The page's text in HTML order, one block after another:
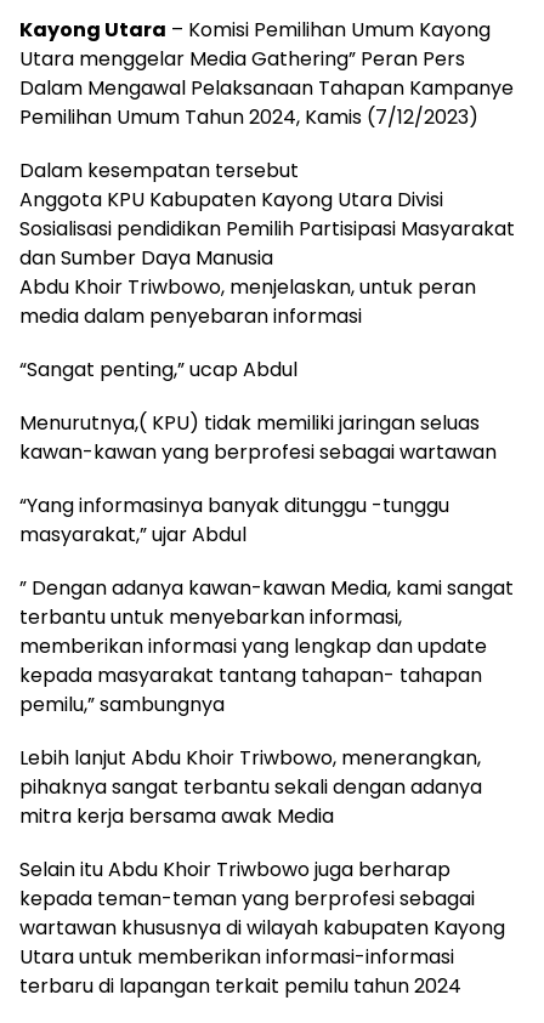
Kayong Utara – Komisi Pemilihan Umum Kayong
Utara menggelar Media Gathering” Peran Pers
Dalam Mengawal Pelaksanaan Tahapan Kampanye
Pemilihan Umum Tahun 2024, Kamis (7/12/2023)
Dalam kesempatan tersebut
Anggota KPU Kabupaten Kayong Utara Divisi
Sosialisasi pendidikan Pemilih Partisipasi Masyarakat
dan Sumber Daya Manusia
Abdu Khoir Triwbowo, menjelaskan, untuk peran
media dalam penyebaran informasi
“Sangat penting,” ucap Abdul
Menurutnya,( KPU) tidak memiliki jaringan seluas
kawan-kawan yang berprofesi sebagai wartawan
“Yang informasinya banyak ditunggu -tunggu
masyarakat,” ujar Abdul
” Dengan adanya kawan-kawan Media, kami sangat
terbantu untuk menyebarkan informasi,
memberikan informasi yang lengkap dan update
kepada masyarakat tantang tahapan- tahapan
pemilu,” sambungnya
Lebih lanjut Abdu Khoir Triwbowo, menerangkan,
pihaknya sangat terbantu sekali dengan adanya
mitra kerja bersama awak Media
Selain itu Abdu Khoir Triwbowo juga berharap
kepada teman-teman yang berprofesi sebagai
wartawan khususnya di wilayah kabupaten Kayong
Utara untuk memberikan informasi-informasi
terbaru di lapangan terkait pemilu tahun 2024